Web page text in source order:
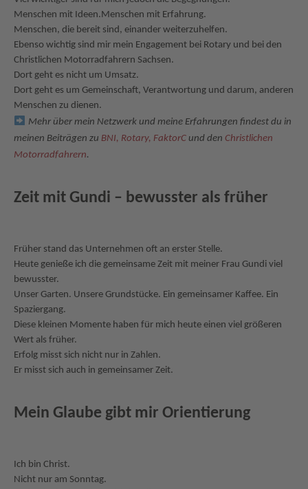
Menschen mit Ideen.Menschen mit Erfahrung.
Menschen, die bereit sind, einander weiterzuhelfen.
Ebenso wichtig sind mir mein Engagement bei Rotary und bei den
Christlichen Motorradfahrern Sachsen.
Dort geht es nicht um Umsatz.
Dort geht es um Gemeinschaft, Verantwortung und darum, anderen
Menschen zu dienen.
Mehr über mein Netzwerk und meine Erfahrungen findest du in
meinen Beiträgen zu BNI, Rotary, FaktorC und den Christlichen
Motorradfahrern.
Zeit mit Gundi – bewusster als früher
Früher stand das Unternehmen oft an erster Stelle.
Heute genieße ich die gemeinsame Zeit mit meiner Frau Gundi viel
bewusster.
Unser Garten. Unsere Grundstücke. Ein gemeinsamer Kaffee. Ein
Spaziergang.
Diese kleinen Momente haben für mich heute einen viel größeren
Wert als früher.
Erfolg misst sich nicht nur in Zahlen.
Er misst sich auch in gemeinsamer Zeit.
Mein Glaube gibt mir Orientierung
Ich bin Christ.
Nicht nur am Sonntag.